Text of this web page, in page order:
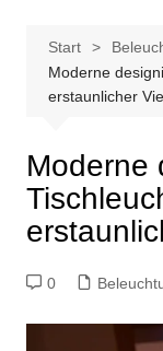
Start
Moderne
erstaunlicher
Moderne
0